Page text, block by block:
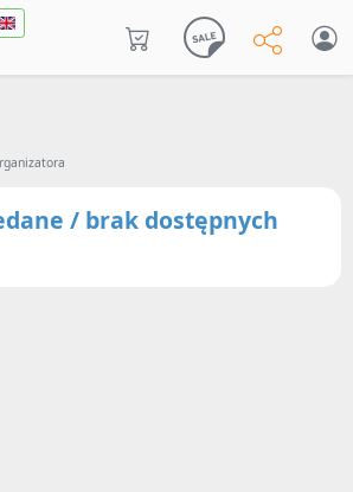
/ brak dostępnych